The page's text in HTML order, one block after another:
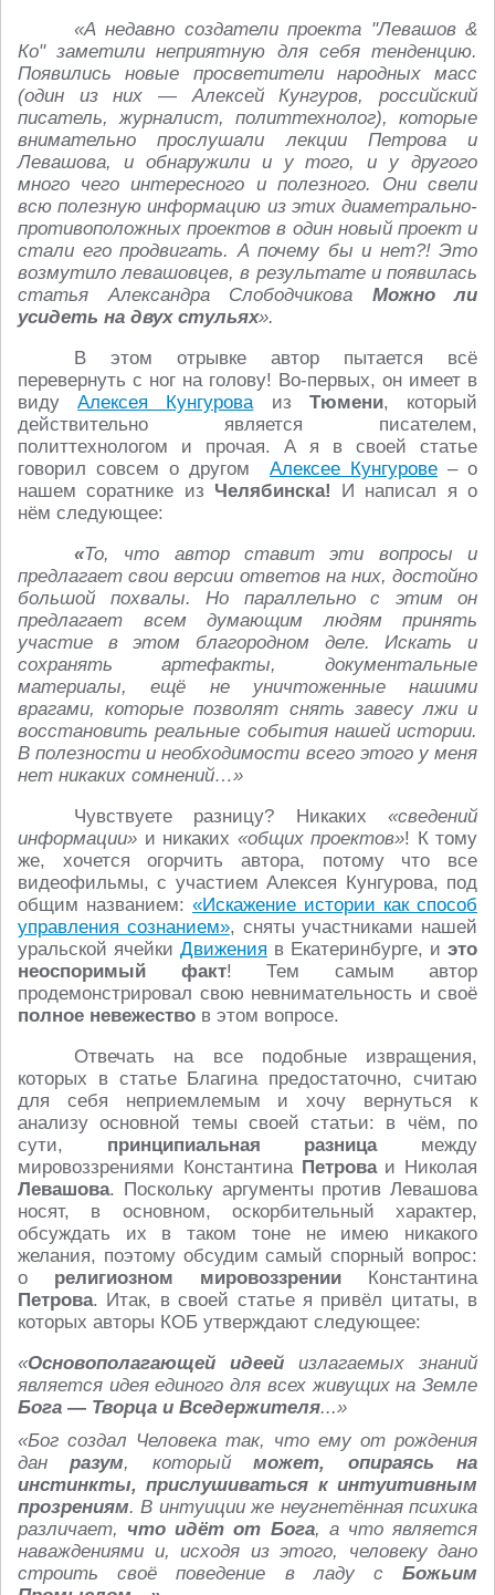
«А недавно создатели проекта "Левашов &
Ко" заметили неприятную для себя тенденцию.
Появились новые просветители народных масс
(один из них — Алексей Кунгуров, российский
писатель, журналист, политтехнолог), которые
внимательно прослушали лекции Петрова и
Левашова, и обнаружили и у того, и у другого
много чего интересного и полезного. Они свели
всю полезную информацию из этих диаметрально-
противоположных проектов в один новый проект и
стали его продвигать. А почему бы и нет?! Это
возмутило левашовцев, в результате и появилась
статья Александра Слободчикова Можно ли
усидеть на двух стульях».
В этом отрывке автор пытается всё
перевернуть с ног на голову! Во-первых, он имеет в
видуАлексея Кунгуроваиз Тюмени, который
действительно является писателем,
политтехнологом и прочая. А я в своей статье
говорил совсем о другом Алексее Кунгурове – о
нашем соратнике из Челябинска! И написал я о
нём следующее:
«То, что автор ставит эти вопросы и
предлагает свои версии ответов на них, достойно
большой похвалы. Но параллельно с этим он
предлагает всем думающим людям принять
участие в этом благородном деле. Искать и
сохранять артефакты, документальные
материалы, ещё не уничтоженные нашими
врагами, которые позволят снять завесу лжи и
восстановить реальные события нашей истории.
В полезности и необходимости всего этого у меня
нет никаких сомнений…»
Чувствуете разницу? Никаких «сведений
информации» и никаких «общих проектов»! К тому
же, хочется огорчить автора, потому что все
видеофильмы, с участием Алексея Кунгурова, под
общим названием: «Искажение истории как способ
управления сознанием», сняты участниками нашей
уральской ячейки Движения в Екатеринбурге, и это
неоспоримый факт! Тем самым автор
продемонстрировал свою невнимательность и своё
полное невежество в этом вопросе.
Отвечать на все подобные извращения,
которых в статье Благина предостаточно, считаю
для себя неприемлемым и хочу вернуться к
анализу основной темы своей статьи: в чём, по
сути, принципиальная разницамежду
мировоззрениями Константина Петроваи Николая
Левашова. Поскольку аргументы против Левашова
носят, в основном, оскорбительный характер,
обсуждать их в таком тоне не имею никакого
желания, поэтому обсудим самый спорный вопрос:
о религиозном мировоззрении Константина
Петрова. Итак, в своей статье я привёл цитаты, в
которых авторы КОБ утверждают следующее:
«Основополагающей идеей излагаемых знаний
является идея единого для всех живущих на Земле
Бога — Творца и Вседержителя...»
«Бог создал Человека так, что ему от рождения
данразум, которыйможет, опираясь на
инстинкты, прислушиваться к интуитивным
прозрениям. В интуиции же неугнетённая психика
различает, что идёт от Бога, а что является
наваждениями и, исходя из этого, человеку дано
строить своё поведение в ладу с Божьим